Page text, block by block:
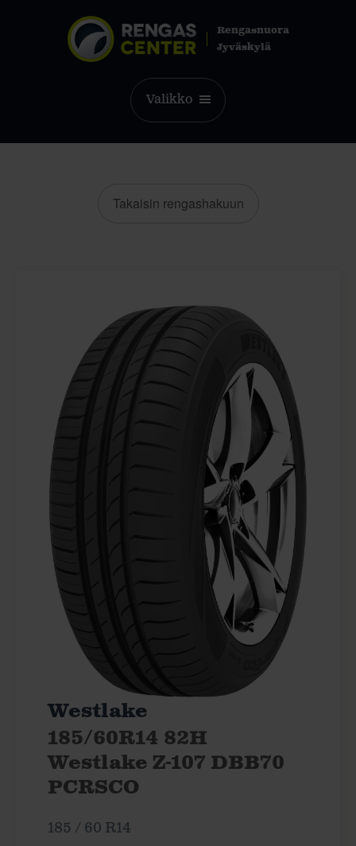
Rengasnuora
Jyväskylä
Valikko
Takaisin rengashakuun
Westlake
185/60R14 82H
Westlake Z-107 DBB70
PCRSCO
185 / 60 R14